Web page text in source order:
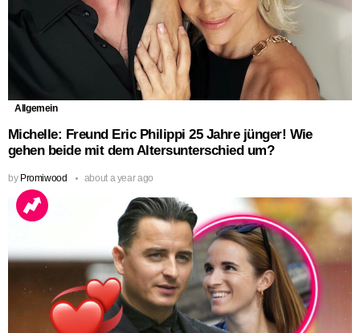
Allgemein
Michelle: Freund Eric Philippi 25 Jahre jünger! Wie
gehen beide mit dem Altersunterschied um?
by Promiwood about a year ago